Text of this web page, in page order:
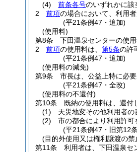
(4)
前条各号のいずれかに該
2
前項の場合において、利用
(平21条例47・追加)
(使用料)
第8条
下田温泉センターの使用
2
前項の使用料は、 第5条の許
(平21条例47・追加)
(使用料の減免)
第9条
市長は、公益上特に必
(平21条例47・全改)
(使用料の不還付)
第10条
既納の使用料は、還付
(1)
天災地変その他利用者の
(2)
市の都合により利用許可
(平21条例47・旧第12
(目的外使用又は権利譲渡の禁
第11条
利用者は、下田温泉セ